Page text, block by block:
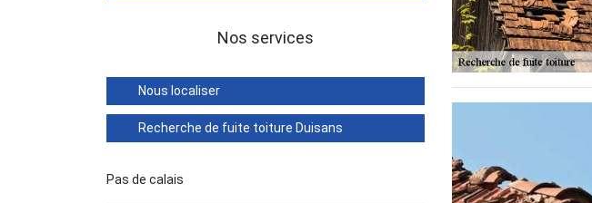
Nos services
Nous localiser
Recherche de fuite toiture Duisans
Pas de calais